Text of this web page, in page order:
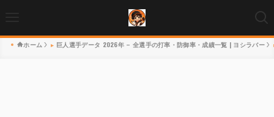
ホーム 巨人選手データ 2026年 – 全選手の打率・防御率・成績一覧 | ヨシラバー